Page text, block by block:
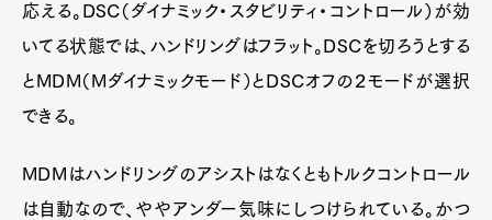
応える。DSC（ダイナミック・スタビリティ・コントロール）が効
いてる状態では、ハンドリングはフラット。DSCを切ろうとする
とMDM（Mダイナミックモード）とDSCオフの２モードが選択
できる。
MDMはハンドリングのアシストはなくともトルクコントロール
は自動なので、ややアンダー気味にしつけられている。かつ